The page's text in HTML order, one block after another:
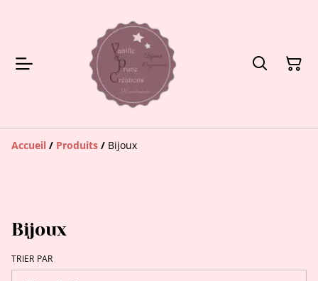
Accueil / Produits / Bijoux
Bijoux
TRIER PAR